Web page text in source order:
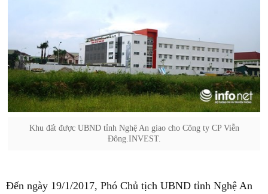
Khu đất được UBND tỉnh Nghệ An giao cho Công ty CP Viễn
Đông.INVEST.
Đến ngày 19/1/2017, Phó Chủ tịch UBND tỉnh Nghệ An